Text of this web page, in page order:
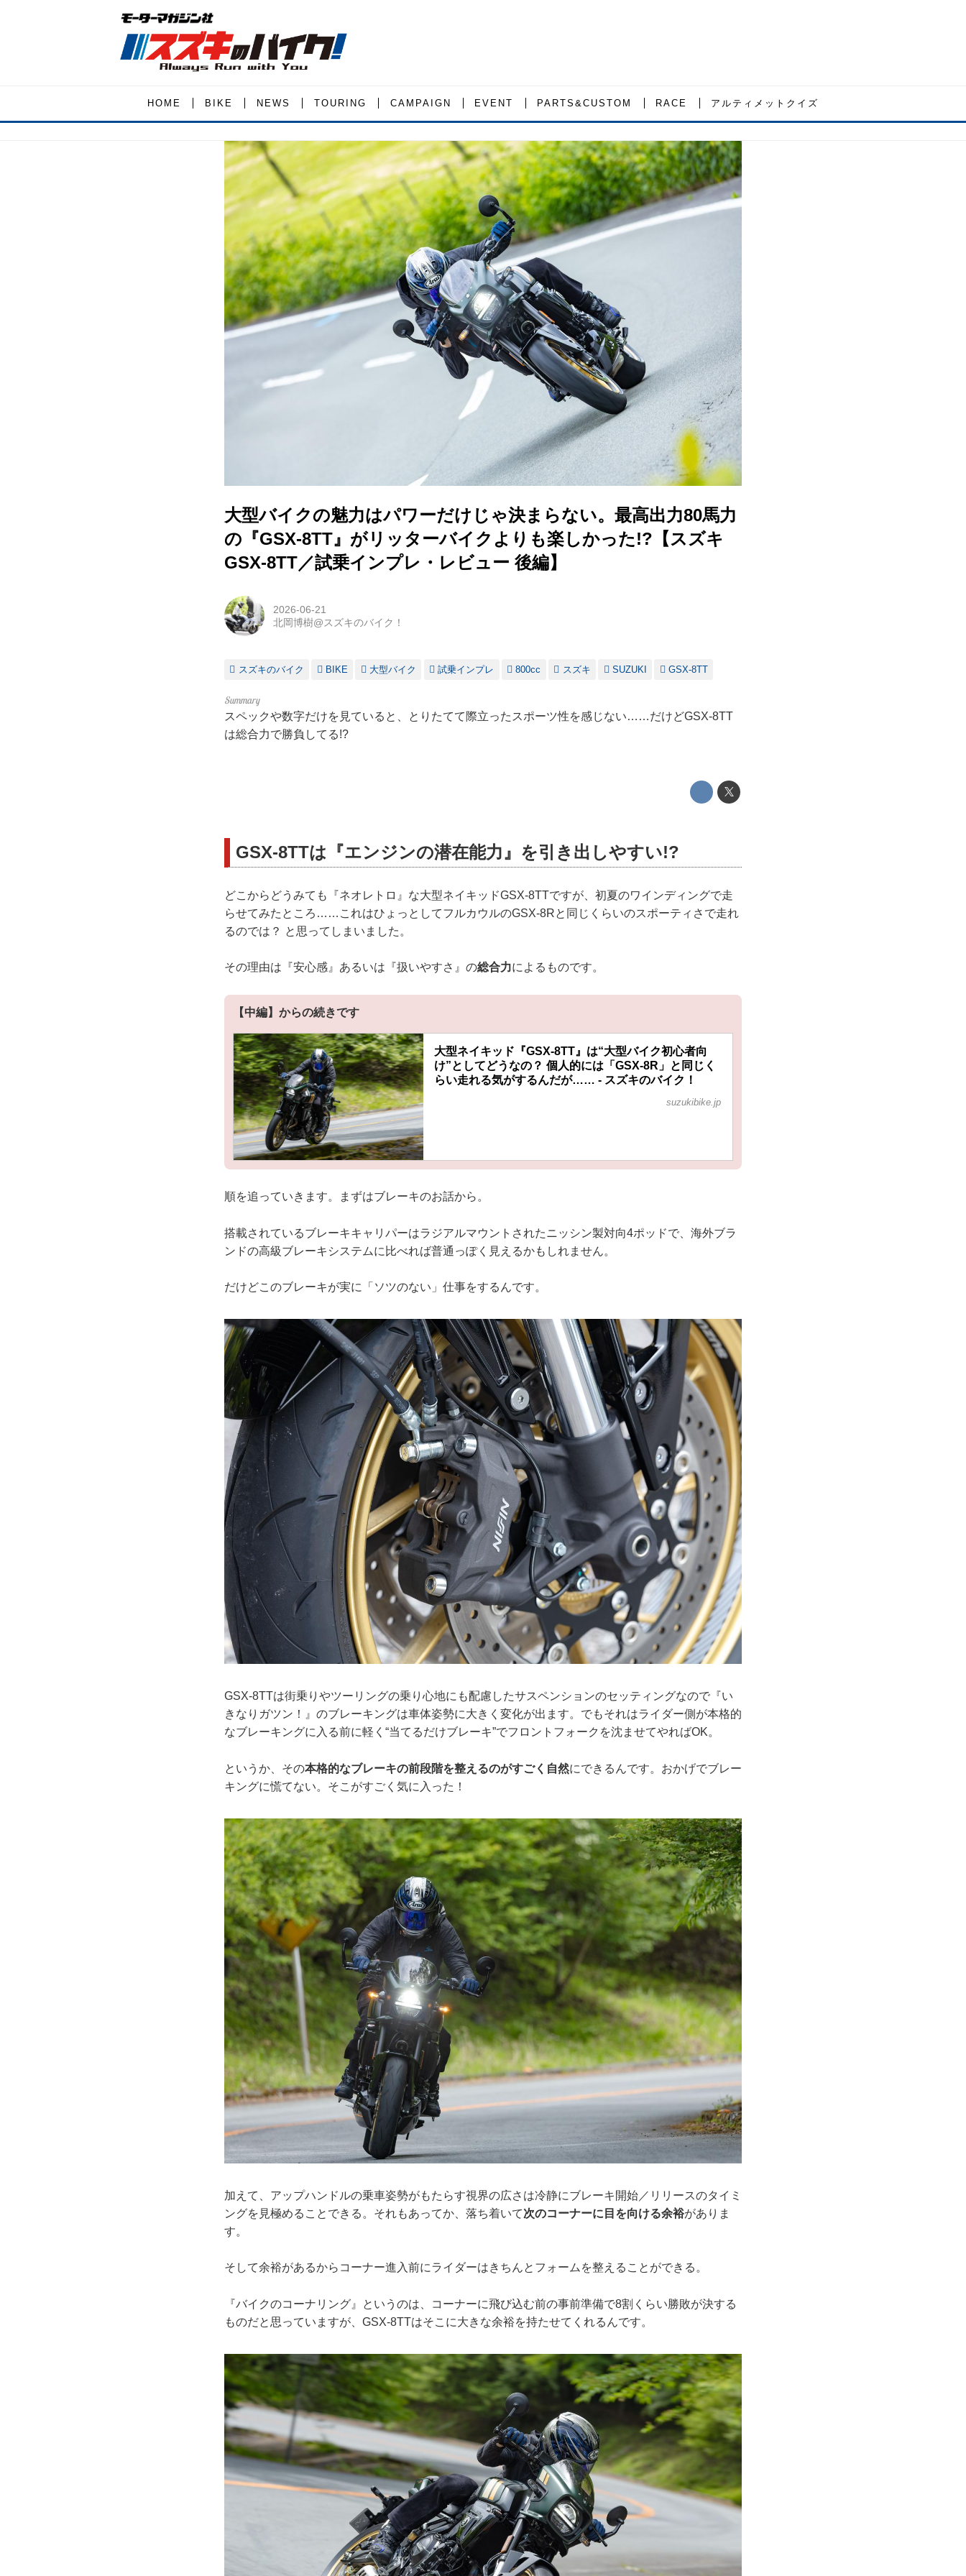
HOME BIKE NEWS TOURING CAMPAIGN EVENT PARTS&CUSTOM RACE アルティメットクイズ
大型バイクの魅力はパワーだけじゃ決まらない。最高出力80馬力
の『GSX-8TT』がリッターバイクよりも楽しかった!?【スズキ
GSX-8TT／試乗インプレ・レビュー 後編】
2026-06-21
北岡博樹@スズキのバイク！
スズキのバイク BIKE 大型バイク 試乗インプレ 800cc スズキ SUZUKI GSX-8TT
スペックや数字だけを見ていると、とりたてて際立ったスポーツ性を感じない……だけどGSX-8TT
は総合力で勝負してる!?
GSX-8TTは『エンジンの潜在能力』を引き出しやすい!?
どこからどうみても『ネオレトロ』な大型ネイキッドGSX-8TTですが、初夏のワインディングで走
らせてみたところ……これはひょっとしてフルカウルのGSX-8Rと同じくらいのスポーティさで走れ
るのでは？ と思ってしまいました。
その理由は『安心感』あるいは『扱いやすさ』の総合力によるものです。
【中編】からの続きです
大型ネイキッド『GSX-8TT』は“大型バイク初心者向
け”としてどうなの？ 個人的には「GSX-8R」と同じく
らい走れる気がするんだが…… - スズキのバイク！
suzukibike.jp
順を追っていきます。まずはブレーキのお話から。
搭載されているブレーキキャリパーはラジアルマウントされたニッシン製対向4ポッドで、海外ブラ
ンドの高級ブレーキシステムに比べれば普通っぽく見えるかもしれません。
だけどこのブレーキが実に「ソツのない」仕事をするんです。
GSX-8TTは街乗りやツーリングの乗り心地にも配慮したサスペンションのセッティングなので『い
きなりガツン！』のブレーキングは車体姿勢に大きく変化が出ます。でもそれはライダー側が本格的
なブレーキングに入る前に軽く“当てるだけブレーキ”でフロントフォークを沈ませてやればOK。
というか、その本格的なブレーキの前段階を整えるのがすごく自然にできるんです。おかげでブレー
キングに慌てない。そこがすごく気に入った！
加えて、アップハンドルの乗車姿勢がもたらす視界の広さは冷静にブレーキ開始／リリースのタイミ
ングを見極めることできる。それもあってか、落ち着いて次のコーナーに目を向ける余裕がありま
す。
そして余裕があるからコーナー進入前にライダーはきちんとフォームを整えることができる。
『バイクのコーナリング』というのは、コーナーに飛び込む前の事前準備で8割くらい勝敗が決する
ものだと思っていますが、GSX-8TTはそこに大きな余裕を持たせてくれるんです。